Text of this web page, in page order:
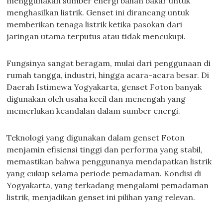
menghasilkan listrik. Genset ini dirancang untuk
memberikan tenaga listrik ketika pasokan dari
jaringan utama terputus atau tidak mencukupi.
Fungsinya sangat beragam, mulai dari penggunaan di
rumah tangga, industri, hingga acara-acara besar. Di
Daerah Istimewa Yogyakarta, genset Foton banyak
digunakan oleh usaha kecil dan menengah yang
memerlukan keandalan dalam sumber energi.
Teknologi yang digunakan dalam genset Foton
menjamin efisiensi tinggi dan performa yang stabil,
memastikan bahwa penggunanya mendapatkan listrik
yang cukup selama periode pemadaman. Kondisi di
Yogyakarta, yang terkadang mengalami pemadaman
listrik, menjadikan genset ini pilihan yang relevan.